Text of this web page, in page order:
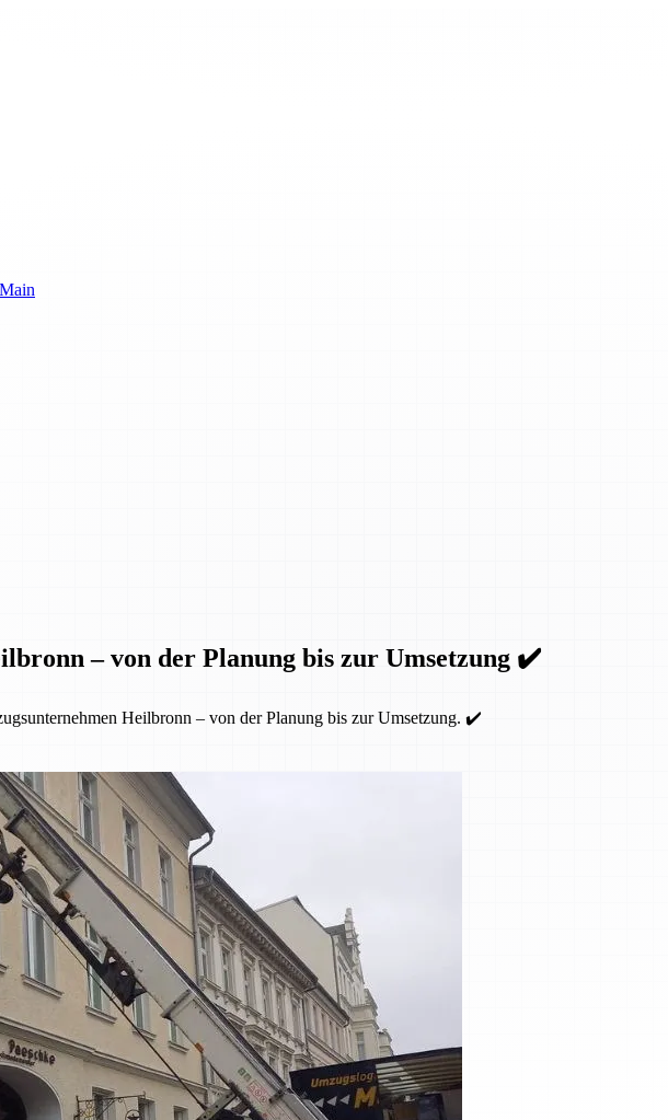
– von der Planung bis zur Umsetzung ✔️
Heilbronn – von der Planung bis zur Umsetzung. ✔️